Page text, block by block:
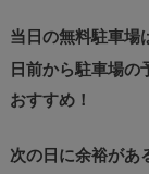
当日の無料駐車場
日前から駐車場の
おすすめ！
次の日に余裕があ